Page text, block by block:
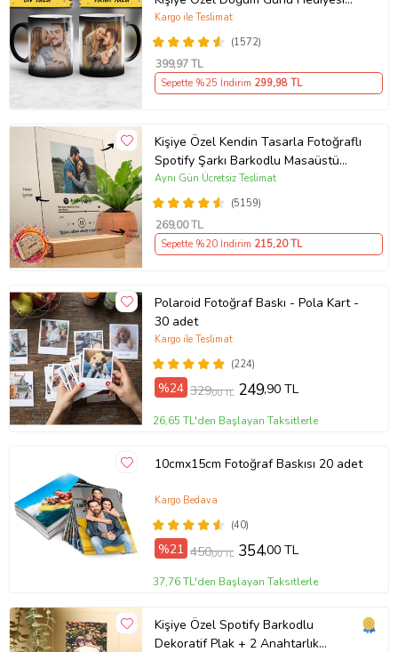
Sevgiliye Hediye Anneye Babaya
Ablaya Abiye Kız Erkek Kardeşe
Arkadaşa Resimli Günü Yıl Dönümü
Hediyesi
(1572)
Kargo ile Teslimat
399,97 TL
Sepette %25 İndirim 299,98 TL
Kişiye Özel Kendin Tasarla Fotoğraflı
Spotify Şarkı Barkodlu Masaüstü
Plak Fotoğraf Çerçevesi
(5159)
Aynı Gün Ücretsiz Teslimat
269,00 TL
Sepette %20 İndirim 215,20 TL
Polaroid Fotoğraf Baskı - Pola Kart -
30 adet
(224)
Kargo ile Teslimat
%24 329,00 TL 249,90 TL
26,65 TL'den Başlayan Taksitlerle
10cmx15cm Fotoğraf Baskısı 20 adet
(40)
Kargo Bedava
%21 450,00 TL 354,00 TL
37,76 TL'den Başlayan Taksitlerle
Kişiye Özel Spotify Barkodlu
Dekoratif Plak + 2 Anahtarlık